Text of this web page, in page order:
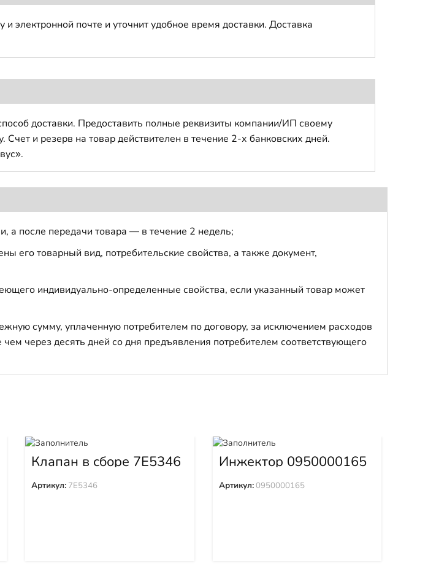
почте и уточнит удобное время доставки. Доставка
доставки. Предоставить полные реквизиты компании/ИП своему
и резерв на товар действителен в течение 2-х банковских дней.
а после передачи товара — в течение 2 недель;
его товарный вид, потребительские свойства, а также документ,
индивидуально-определенные свойства, если указанный товар может
сумму, уплаченную потребителем по договору, за исключением расходов
через десять дней со дня предъявления потребителем соответствующего
Клапан в сборе 7E5346
Артикул: 7E5346
Инжектор 0950000165
Артикул:0950000165